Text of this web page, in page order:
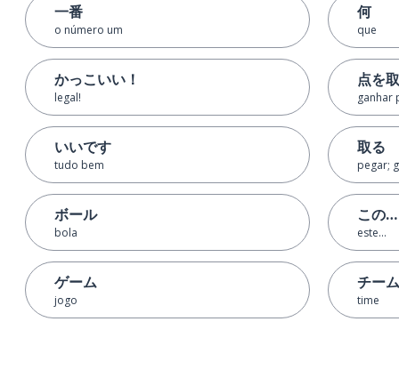
一番
o número um
かっこいい！
legal!
いいです
tudo bem
ボール
bola
ゲーム
jogo
何
que
点を
ganhar
取る
pegar;
この…
este...
チーム
time